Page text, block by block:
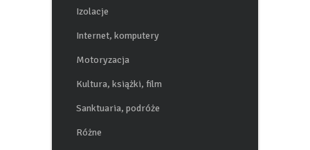
Izolacje
Internet, komputery
Motoryzacja
Kultura, książki, film
Sanktuaria, podróże
Różne